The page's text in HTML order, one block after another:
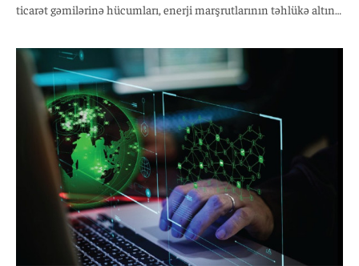
ticarət gəmilərinə hücumları, enerji marşrutlarının təhlükə altına
Ərəbistanının təşəbbüsü ilə yeni çoxtərəfli dəniz müdafiə
ittifaqının yaradılması istiqamətində proses sürətlənib.